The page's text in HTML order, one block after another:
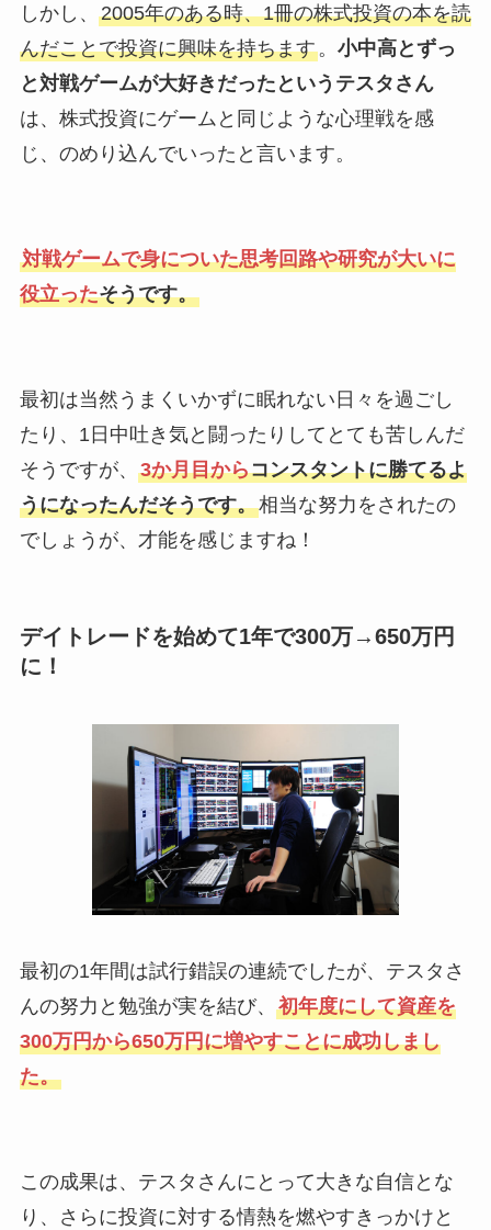
しかし、 2005年のある時、1冊の株式投資の本を読
んだことで投資に興味を持ちます。 小中高とずっ
と対戦ゲームが大好きだったというテスタさん
は、株式投資にゲームと同じような心理戦を感
じ、のめり込んでいったと言います。
対戦ゲームで身についた思考回路や研究が大いに
役立ったそうです。
最初は当然うまくいかずに眠れない日々を過ごし
たり、1日中吐き気と闘ったりしてとても苦しんだ
そうですが、 3か月目からコンスタントに勝てるよ
うになったんだそうです。相当な努力をされたの
でしょうが、才能を感じますね！
デイトレードを始めて1年で300万→650万円
に！
最初の1年間は試行錯誤の連続でしたが、テスタさ
んの努力と勉強が実を結び、 初年度にして資産を
300万円から650万円に増やすことに成功しまし
た。
この成果は、テスタさんにとって大きな自信とな
り、さらに投資に対する情熱を燃やすきっかけと